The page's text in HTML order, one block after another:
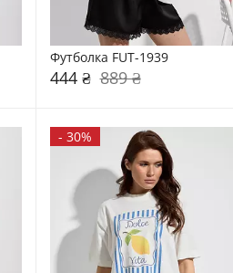
Футболка FUT-1939
444 ₴ 889 ₴
- 30%